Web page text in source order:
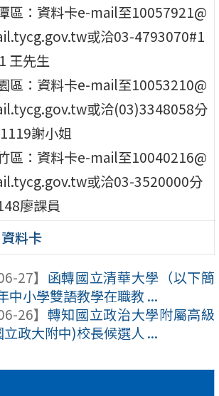
區：資料卡e-mail至10057921@
或洽03-4793070#1
王先生
區：資料卡e-mail至10053210@
或洽(03)3348058分
謝小姐
區：資料卡e-mail至10040216@
或洽03-3520000分
廖課員
資料卡
27】 函轉國立清華大學（以下簡
中小學雙語教學在職教 ...
26】 轉知國立政治大學附屬高級
政大附中)校長候選人 ...